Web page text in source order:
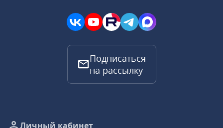
Подписаться
на рассылку
Личный кабинет